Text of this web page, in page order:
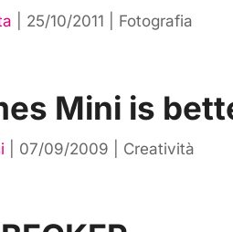
25/10/2011 Fotografia
Mini is
07/09/2009 Creatività